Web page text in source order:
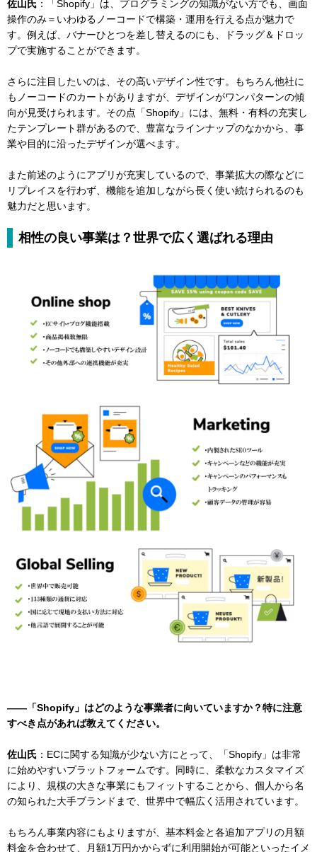
佐山氏 ：「Shopify」は、プログラミングの知識がない方でも、画面
操作のみ＝いわゆるノーコードで構築・運用を行える点が魅力で
す。例えば、バナーひとつを差し替えるのにも、ドラッグ＆ドロッ
プで実施することができます。
さらに注目したいのは、その高いデザイン性です。もちろん他社に
もノーコードのカートがありますが、デザインがワンパターンの傾
向が見受けられます。その点「Shopify」には、無料・有料の充実し
たテンプレート群があるので、豊富なラインナップのなかから、事
業や目的に沿ったデザインが選べます。
また前述のようにアプリが充実しているので、事業拡大の際などに
リプレイスを行わず、機能を追加しながら長く使い続けられるのも
魅力だと思います。
相性の良い事業は？世界で広く選ばれる理由
——「Shopify」はどのような事業者に向いていますか？特に注意
すべき点があれば教えてください。
佐山氏 ：ECに関する知識が少ない方にとって、「Shopify」は非常
に始めやすいプラットフォームです。同時に、柔軟なカスタマイズ
により、規模の大きな事業にもフィットすることから、個人から名
の知られた大手ブランドまで、世界中で幅広く活用されています。
もちろん事業内容にもよりますが、基本料金と各追加アプリの月額
料金を合わせて、月額1万円かからずに利用開始が可能といったイメ